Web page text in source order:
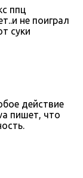
ппц
не поиграл
суки
действие
пишет, что